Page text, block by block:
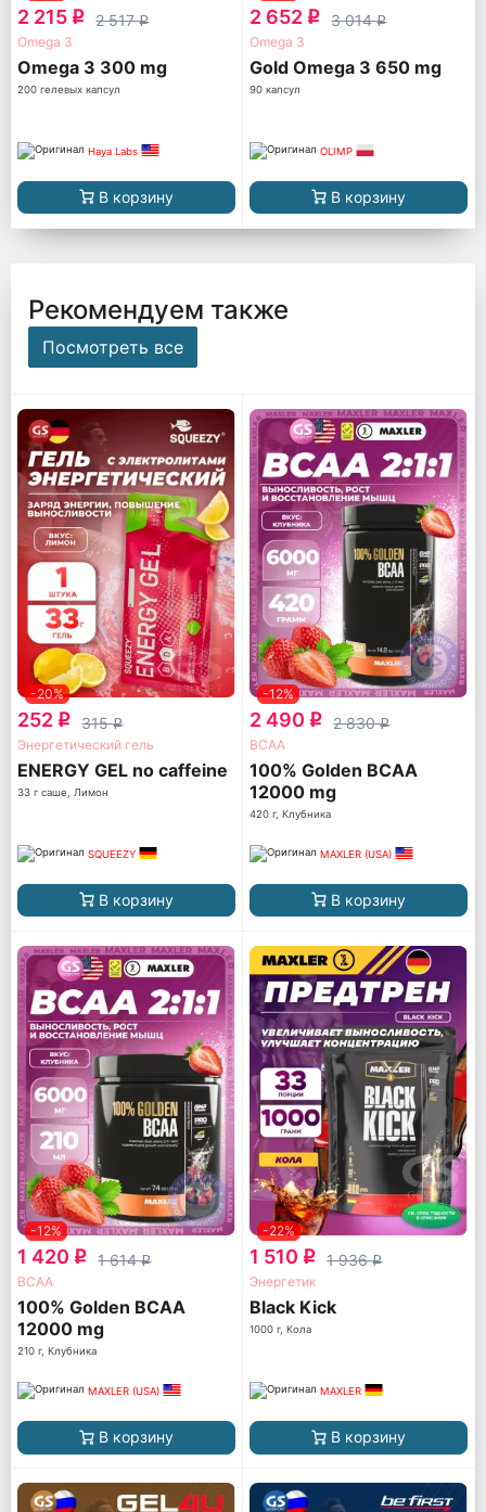
2 215 q 2 517q
Omega 3
Omega 3 300 mg
200 гелевых капсул
Haya Labs
В корзину
2 652 q 3 014q
Omega 3
Gold Omega 3 650 mg
90 капсул
OLIMP
В корзину
Рекомендуем также
Посмотреть все
-20%
252 q 315q
Энергетический гель
ENERGY GEL no caffeine
33 г саше, Лимон
SQUEEZY
В корзину
-12%
2 490 q 2 830q
ВСАА
100% Golden BCAA
12000 mg
420 г, Клубника
MAXLER (USA)
В корзину
-12%
1 420 q 1 614q
ВСАА
100% Golden BCAA
12000 mg
210 г, Клубника
MAXLER (USA)
В корзину
-22%
1 510 q 1 936q
Энергетик
Black Kick
1000 г, Кола
MAXLER
В корзину